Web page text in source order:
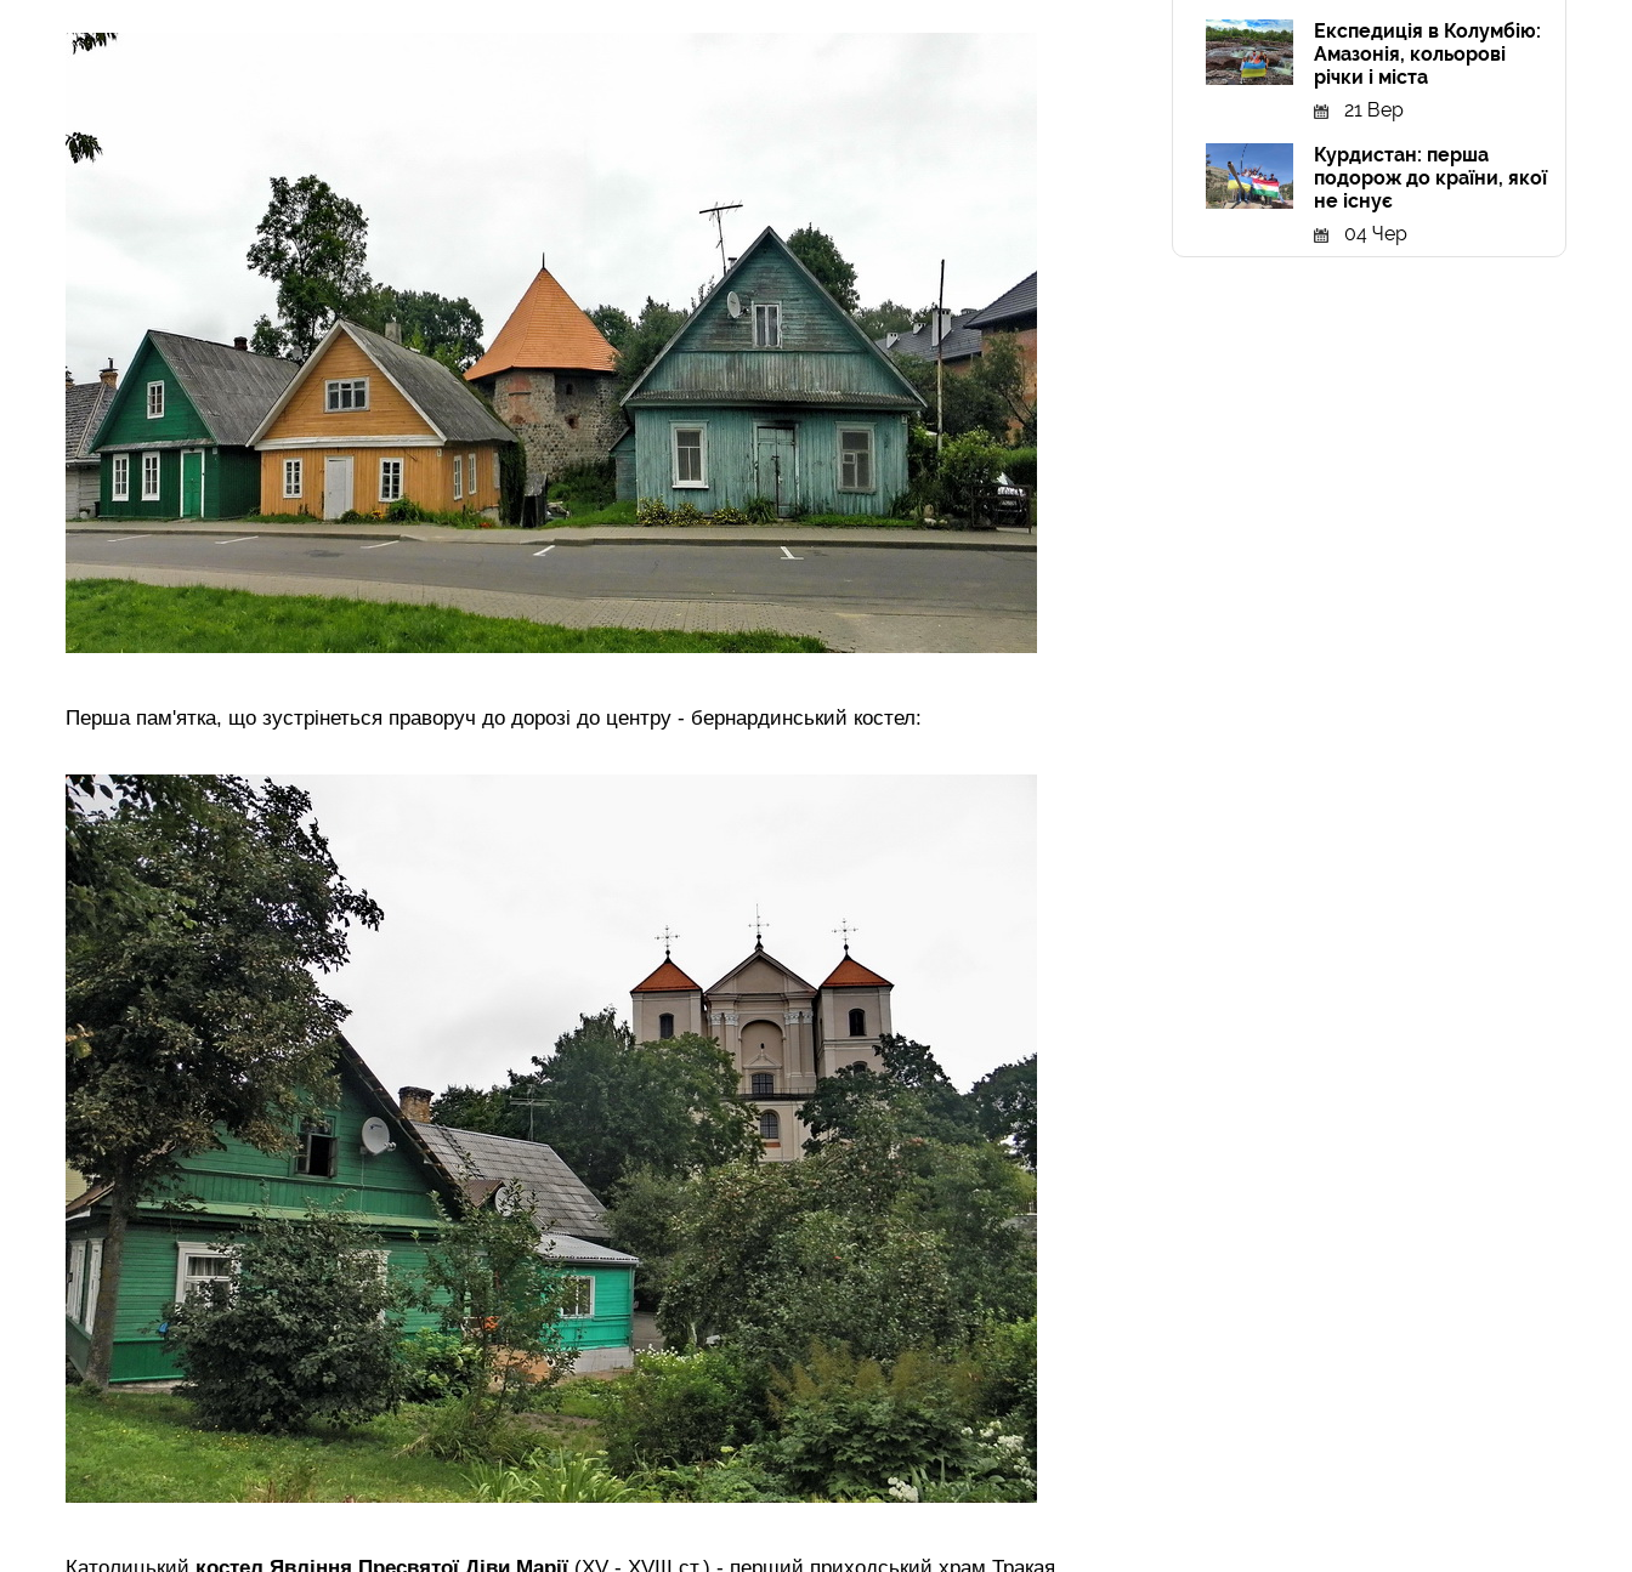
Перша пам'ятка, що зустрінеться праворуч до дорозі до центру - бернардинський костел:
Католицький костел Явління Пресвятої Діви Марії (XV - XVIII ст.) - перший приходський храм Тракая,
Експедиція в Колумбію:
Амазонія, кольорові
річки і міста
21 Вер
Курдистан: перша
подорож до країни, якої
не існує
04 Чер